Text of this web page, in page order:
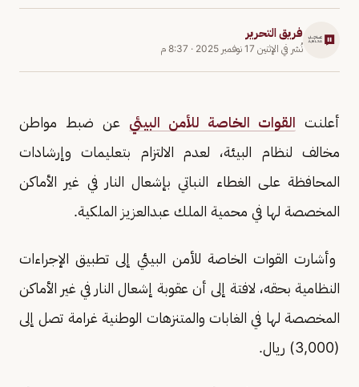
فريق التحرير
نُشر في الإثنين 17 نوفمبر 2025 · 8:37 م
أعلنت القوات الخاصة للأمن البيئي عن ضبط مواطن
مخالف لنظام البيئة، لعدم الالتزام بتعليمات وإرشادات
المحافظة على الغطاء النباتي بإشعال النار في غير الأماكن
المخصصة لها في محمية الملك عبدالعزيز الملكية.
وأشارت القوات الخاصة للأمن البيئي إلى تطبيق الإجراءات
النظامية بحقه، لافتة إلى أن عقوبة إشعال النار في غير الأماكن
المخصصة لها في الغابات والمتنزهات الوطنية غرامة تصل إلى
(3,000) ريال.